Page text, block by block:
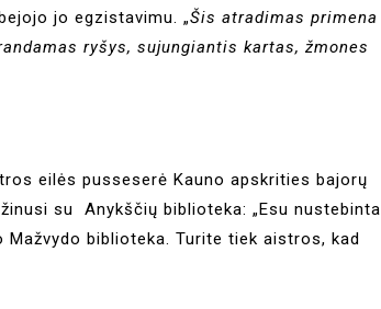
jo egzistavimu. „Šis atradimas primena
ryšys, sujungiantis kartas, žmones
eilės pusseserė Kauno apskrities bajorų
su Anykščių biblioteka: „Esu nustebinta
biblioteka. Turite tiek aistros, kad